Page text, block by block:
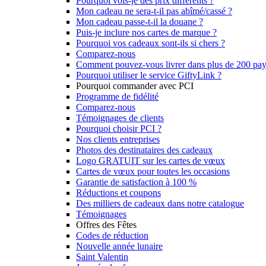
Mon cadeau ne sera-t-il pas abîmé/cassé ?
Mon cadeau passe-t-il la douane ?
Puis-je inclure nos cartes de marque ?
Pourquoi vos cadeaux sont-ils si chers ?
Comparez-nous
Comment pouvez-vous livrer dans plus de 200
Pourquoi utiliser le service GiftyLink ?
Pourquoi commander avec PCI
Programme de fidélité
Comparez-nous
Témoignages de clients
Pourquoi choisir PCI ?
Nos clients entreprises
Photos des destinataires des cadeaux
Logo GRATUIT sur les cartes de vœux
Cartes de vœux pour toutes les occasions
Garantie de satisfaction à 100 %
Réductions et coupons
Des milliers de cadeaux dans notre catalogue
Témoignages
Offres des Fêtes
Codes de réduction
Nouvelle année lunaire
Saint Valentin